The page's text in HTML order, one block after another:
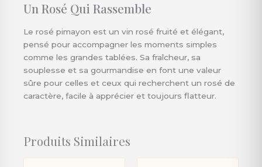
Un Rosé Qui Rassemble
Le rosé pimayon est un vin rosé fruité et élégant,
pensé pour accompagner les moments simples
comme les grandes tablées. Sa fraîcheur, sa
souplesse et sa gourmandise en font une valeur
sûre pour celles et ceux qui recherchent un rosé de
caractère, facile à apprécier et toujours flatteur.
Produits Similaires